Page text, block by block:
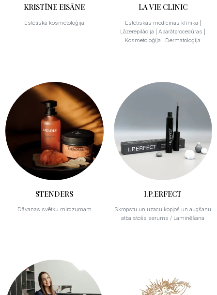
KRISTĪNE EISĀNE
Estētiskā kosmetoloģija
LA VIE CLINIC
Estētiskās medicīnas klīnika |
Lāzerepilācija | Aparātprocedūras |
Kosmetoloģija | Dermatoloģija
STENDERS
Dāvanas svētku mirdzumam
I.P.ERFECT
Skropstu un uzacu kopjoš un augšanu
atbalstošs serums / Laminēšana